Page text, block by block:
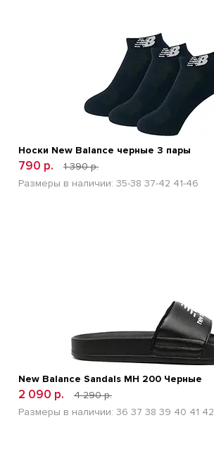
БЫСТРЫЙ ПРОСМОТР
Носки New Balance черные 3 пары
790 р.
1 390 р.
Размеры в наличии: 35-38 37-42 41-46
New Balance Sandals MH 200 Черные
2 090 р.
4 290 р.
Размеры в наличии: 36 37 38 39 40 41 42